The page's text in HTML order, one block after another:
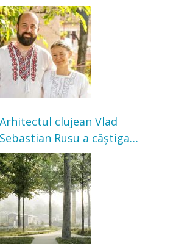
s-a mutat la țară. Acum
cultivă legume în grădina
bunicilor
Arhitectul clujean Vlad
Sebastian Rusu a câștigat
concursul pentru
transformarea Grădinii
Casei Universitarilor